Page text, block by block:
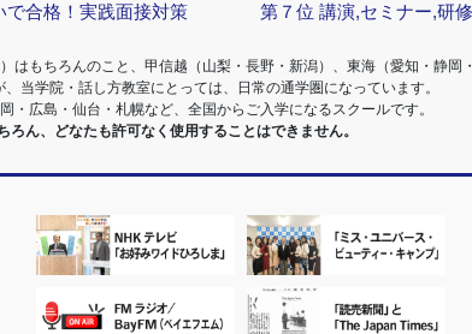
で合格！実践面接対策
第７位 講演,セミナー,研
もちろんのこと、甲信越（山梨・長野・新潟）、東海（愛知・静岡
当学院・話し方教室にとっては、日常の通学圏になっています。
広島・仙台・札幌など、全国からご入学になるスクールです。
ん、どなたも許可なく使用することはできません。